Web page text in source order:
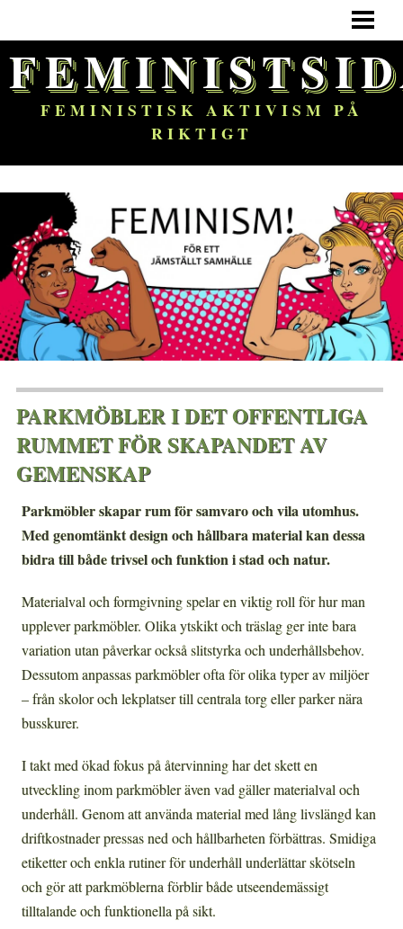
FEMINISM
OM BLOGGEN
FEMINISTISK AKTIVISM PÅ
RIKTIGT
PARKMÖBLER I DET OFFENTLIGA
RUMMET FÖR SKAPANDET AV
GEMENSKAP
Parkmöbler skapar rum för samvaro och vila utomhus.
Med genomtänkt design och hållbara material kan dessa
bidra till både trivsel och funktion i stad och natur.
Materialval och formgivning spelar en viktig roll för hur man
upplever parkmöbler. Olika ytskikt och träslag ger inte bara
variation utan påverkar också slitstyrka och underhållsbehov.
Dessutom anpassas parkmöbler ofta för olika typer av miljöer
– från skolor och lekplatser till centrala torg eller parker nära
busskurer.
I takt med ökad fokus på återvinning har det skett en
utveckling inom parkmöbler även vad gäller materialval och
underhåll. Genom att använda material med lång livslängd kan
driftkostnader pressas ned och hållbarheten förbättras. Smidiga
etiketter och enkla rutiner för underhåll underlättar skötseln
och gör att parkmöblerna förblir både utseendemässigt
tilltalande och funktionella på sikt.